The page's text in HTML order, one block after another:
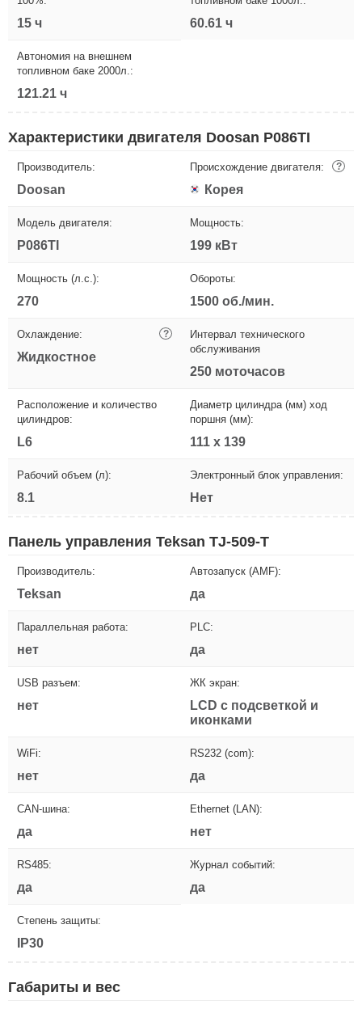
15 ч 60.61 ч
Автономия на внешнем
топливном баке 2000л.:
121.21 ч
Характеристики двигателя Doosan P086TI
Производитель:
Doosan
Происхождение двигателя: ?
Корея
Модель двигателя:
P086TI
Мощность:
199 кВт
Мощность (л.с.):
270
Обороты:
1500 об./мин.
Охлаждение: ?
Жидкостное
Интервал технического
обслуживания
250 моточасов
Расположение и количество
цилиндров:
L6
Диаметр цилиндра (мм) ход
поршня (мм):
111 x 139
Рабочий объем (л):
8.1
Электронный блок управления:
Нет
Панель управления Teksan TJ-509-T
Производитель:
Teksan
Автозапуск (AMF):
да
Параллельная работа:
нет
PLC:
да
USB разъем:
нет
ЖК экран:
LCD с подсветкой и
иконками
WiFi:
нет
RS232 (com):
да
CAN-шина:
да
Ethernet (LAN):
нет
RS485:
да
Журнал событий:
да
Степень защиты:
IP30
Габариты и вес